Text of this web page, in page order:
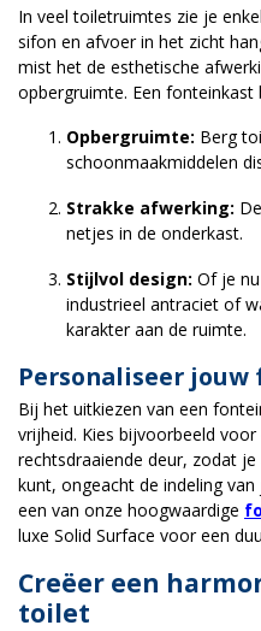
In veel toiletruimtes zie je
sifon en afvoer in het zicht
mist het de esthetische
opbergruimte. Een
Opbergruimte: Berg
schoonmaakmiddelen
Strakke afwerking:
netjes in de onderkast.
Stijlvol design: Of je
industrieel antraciet of
karakter aan de ruimte.
Personaliseer
Bij het uitkiezen van een
vrijheid. Kies bijvoorbeeld
rechtsdraaiende deur, zodat
kunt, ongeacht de indeling
een van onze hoogwaardige
luxe Solid Surface voor een
Creëer een
toilet